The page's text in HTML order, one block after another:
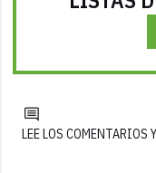
LEE LOS